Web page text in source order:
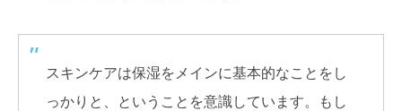
スキンケアは保湿をメインに基本的なことをし
っかりと、ということを意識しています。もし